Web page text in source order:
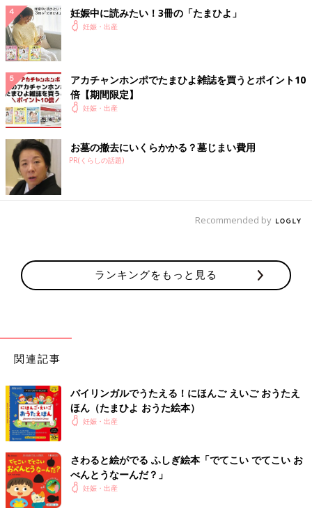
妊娠中に読みたい！3冊の「たまひよ」
妊娠・出産
アカチャンホンポでたまひよ雑誌を買うとポイント10
倍【期間限定】
妊娠・出産
お墓の撤去にいくらかかる？墓じまい費用
PR(くらしの話題)
Recommended by
ランキングをもっと見る
関連記事
バイリンガルでうたえる！にほんご えいご おうたえ
ほん（たまひよ おうた絵本）
妊娠・出産
さわると絵がでる ふしぎ絵本「でてこい でてこい お
べんとうなーんだ？」
妊娠・出産